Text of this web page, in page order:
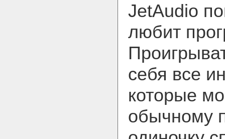
JetAudio
любит
себя все
которые
обычному